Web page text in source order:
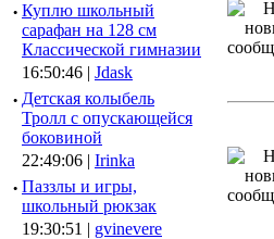
· Куплю школьный
сарафан на 128 см
Классической гимназии
16:50:46 | Jdask
· Детская колыбель
Тролл с опускающейся
боковиной
22:49:06 | Irinka
· Паззлы и игры,
школьный рюкзак
19:30:51 | gvinevere